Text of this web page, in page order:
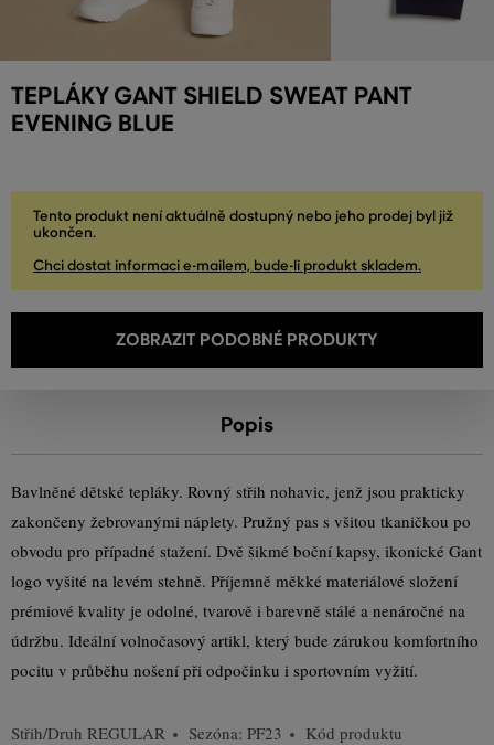
TEPLÁKY GANT SHIELD SWEAT PANT
EVENING BLUE
Tento produkt není aktuálně dostupný nebo jeho prodej byl již
ukončen.
Chci dostat informaci e-mailem, bude-li produkt skladem.
ZOBRAZIT PODOBNÉ PRODUKTY
Popis
Bavlněné dětské tepláky. Rovný střih nohavic, jenž jsou prakticky
zakončeny žebrovanými náplety. Pružný pas s všitou tkaničkou po
obvodu pro případné stažení. Dvě šikmé boční kapsy, ikonické Gant
logo vyšité na levém stehně. Příjemně měkké materiálové složení
prémiové kvality je odolné, tvarově i barevně stálé a nenáročné na
údržbu. Ideální volnočasový artikl, který bude zárukou komfortního
pocitu v průběhu nošení při odpočinku i sportovním vyžití.
Střih/Druh REGULAR Sezóna: PF23
Kód produktu